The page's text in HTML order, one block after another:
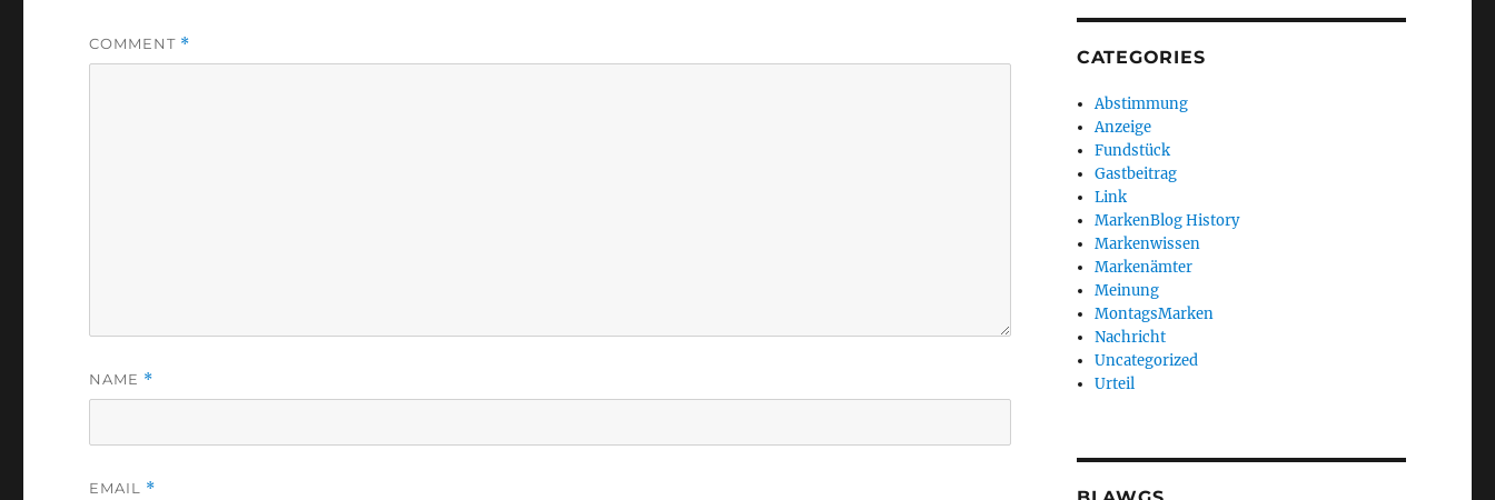
COMMENT *
NAME *
EMAIL *
CATEGORIES
Abstimmung
Anzeige
Fundstück
Gastbeitrag
Link
MarkenBlog History
Markenwissen
Markenämter
Meinung
MontagsMarken
Nachricht
Uncategorized
Urteil